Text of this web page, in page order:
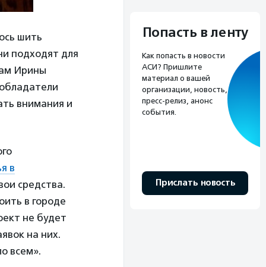
шить
подходят для
Ирины
внимания и
в
средства.
в городе
не будет
на них.
всем».
Попасть в ленту
Как попасть в новости
АСИ? Пришлите
материал о вашей
организации, новость,
пресс-релиз, анонс
события.
Прислать новость